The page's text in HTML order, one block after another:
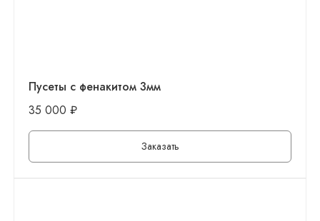
Пусеты с фенакитом 3мм
35 000 ₽
Заказать